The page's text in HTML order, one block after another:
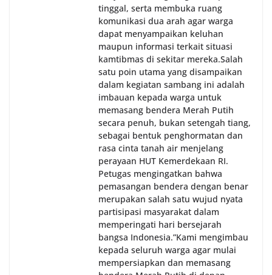
tinggal, serta membuka ruang
komunikasi dua arah agar warga
dapat menyampaikan keluhan
maupun informasi terkait situasi
kamtibmas di sekitar mereka.‎‎‎Salah
satu poin utama yang disampaikan
dalam kegiatan sambang ini adalah
imbauan kepada warga untuk
memasang bendera Merah Putih
secara penuh, bukan setengah tiang,
sebagai bentuk penghormatan dan
rasa cinta tanah air menjelang
perayaan HUT Kemerdekaan RI.
Petugas mengingatkan bahwa
pemasangan bendera dengan benar
merupakan salah satu wujud nyata
partisipasi masyarakat dalam
memperingati hari bersejarah
bangsa Indonesia.‎‎”Kami mengimbau
kepada seluruh warga agar mulai
mempersiapkan dan memasang